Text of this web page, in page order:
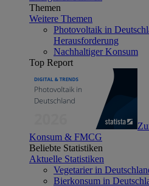
Themen
Weitere Themen
Photovoltaik in
Herausforderung
Nachhaltiger Konsum
Top Report
Konsum & FMCG
Beliebte Statistiken
Aktuelle Statistiken
Vegetarier in
Bierkonsum in